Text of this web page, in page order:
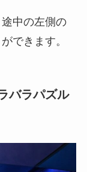
中の左側の
できます。
バラパズル